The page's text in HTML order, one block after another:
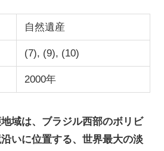
自然遺産
(7), (9), (10)
2000年
域は、ブラジル西部のボリビ
いに位置する、世界最大の淡